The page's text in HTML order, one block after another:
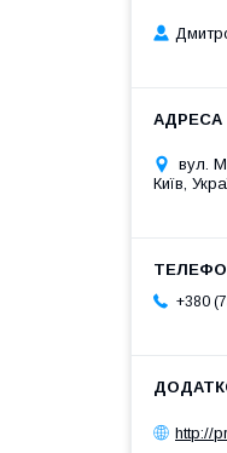
вул.
Київ,
+380
http://